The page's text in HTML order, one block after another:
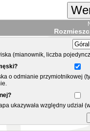
(mianownik, liczba
o odmianie przymiotnikowej
ukazywała względny